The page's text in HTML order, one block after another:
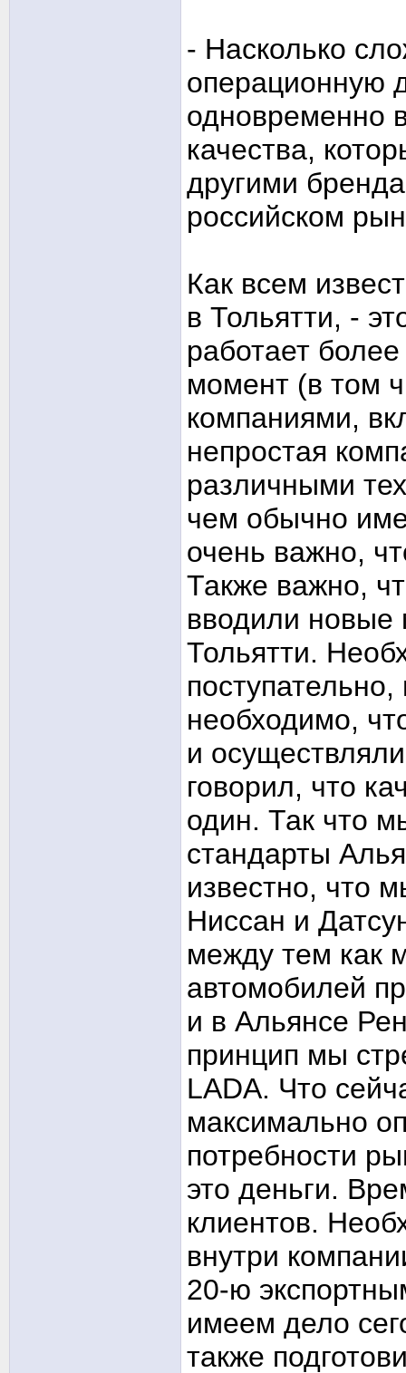
- Насколько
операционную
одновременно
качества,
другими
российском
Как всем
в Тольятти, -
работает
момент (в том
компаниями,
непростая
различными
чем обычно
очень важно,
Также важно,
вводили новые
Тольятти.
необходимо,
и
говорил, что
один. Так что
стандарты
известно, что
Ниссан и
между тем как
автомобилей
и в Альянсе
принцип мы
LADA. Что
максимально
потребности
это деньги.
клиентов.
внутри
20-ю
имеем дело
также